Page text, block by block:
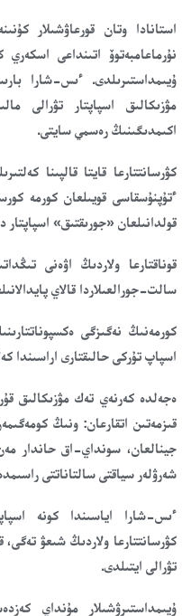
استانادا وتان قورعاۋشىلار
نۇرماعامبەتوۆ اتىنداعى اسكەري
ۇيىمداستىرىلدى. ءىس-شارا
مۋزىكالىق اسپاپتار تۋرالى
اكىمدىگىنىڭ رەسمي سايتى.
كۋرسانتتارعا قايتا قالپىنا
ءتۇپنۇسقاسى قويىلعان كورمە
قولدانىلعان «جورىقتىق» اسپاپتار
قوناقتارعا ولاردىڭ اۋەنى
سالت-جورالعىلاردا قالاي
كورمەنىڭ نەگىزگى
اسپاپ تۇركى حالىقتارى اراسىندا
ەجەلدە كەرنەي تەك مۋزىكالىق
قىزمەتىن اتقارعان: ونىڭ
جينالعان، سونداي-اق حاندار
شەرۋلەر سياقتى سالتاناتتى
ءىس-شارا اياسىندا كونە
كۋرسانتتارعا ولاردىڭ شىعۋ تەگى،
تۋرالى ايتىلدى.
ۇيىمداستىرۋشىلار مۇنداي